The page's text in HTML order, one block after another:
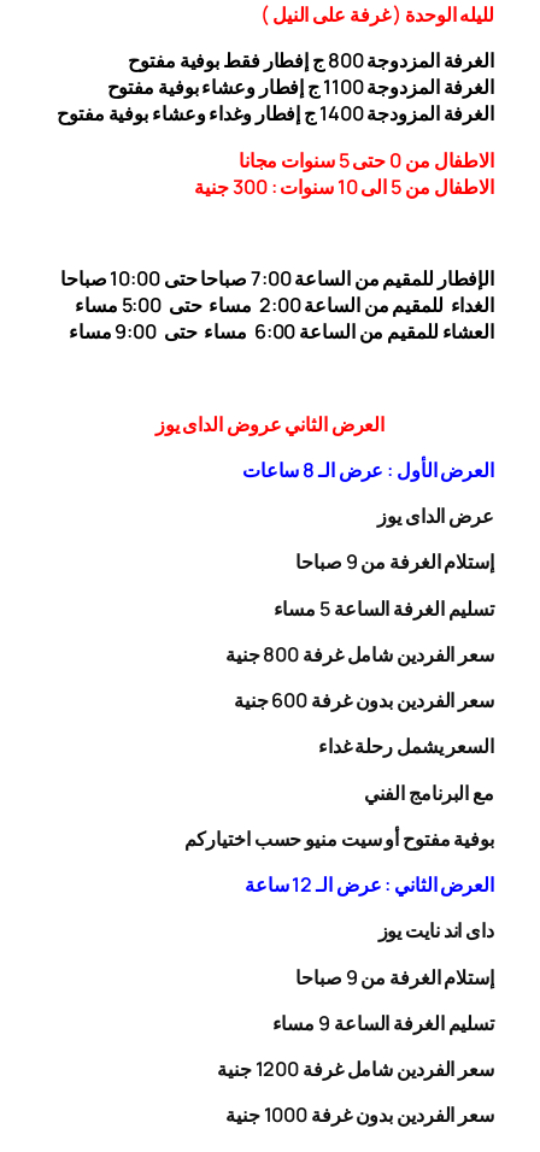
لليله الوحدة (غرفة على النيل)
الغرفة المزدوجة
800
ج إفطار فقط بوفية مفتوح
الغرفة المزدوجة 1
100 ج إفطار وعشاء بوفية مفتوح
الغرفة المزودجة 1
400 ج إفطار وغداء وعشاء بوفية مفتوح
الاطفال من 0 حتى 5 سنوات مجانا
الاطفال من 5 الى 10 سنوات : 300
جنية
الإفطار للمقيم من الساعة 7:00 صباحا حتى 10:00
صباحا
الغداء للمقيم من الساعة 2:00 مساء حتى
5:00 مساء
العشاء للمقيم من الساعة 6:00 مساء حتى 9:00 مساء
العرض الثاني عروض الداى يوز
العرض الأول : عرض الـ 8 ساعات
عرض الداى يوز
إستلام الغرفة من 9 صباحا
تسليم الغرفة الساعة 5 مساء
سعر الفردين شامل غرفة
800 جنية
سعر الفردين بدون غرفة
600 جنية
السعر يشمل رحلةغداء
مع البرنامج الفني
بوفية مفتوح أو سيت منيو حسب اختياركم
العرض الثاني : عرض الـ 12 ساعة
داى اند نايت يوز
إستلام الغرفة من 9 صباحا
تسليم الغرفة الساعة 9 مساء
سعر الفردين شامل غرفة
1200
جنية
سعر الفردين بدون غرفة1000جنية